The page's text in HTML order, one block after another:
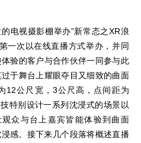
电视摄影棚举办”新常态之XR浪
一次以在线直播方式举办，并同
验的客户与合作伙伴一同参与此
于舞台上耀眼夺目又细致的曲面
12公尺宽，3公尺高，点间距为
特别设计一系列沈浸式的场景以
众与台上嘉宾皆能体验到曲面
感。接下来几个段落将概述直播